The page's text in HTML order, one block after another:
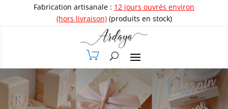
Fabrication artisanale : 12 jours ouvrés environ
(hors livraison)(produits en stock)